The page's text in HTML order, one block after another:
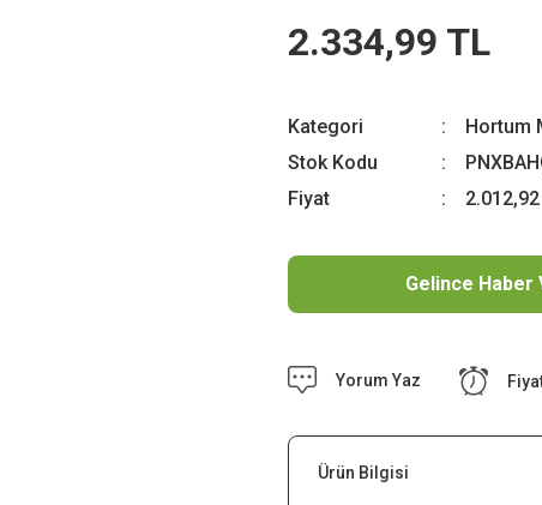
2.334,99 TL
Kategori
Hortum
Stok Kodu
Fiyat
Gelince Haber
Yorum Yaz
Ürün Bilgisi